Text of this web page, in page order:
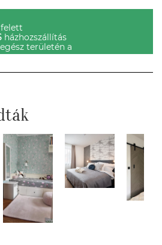
házhozszállítás
területén a